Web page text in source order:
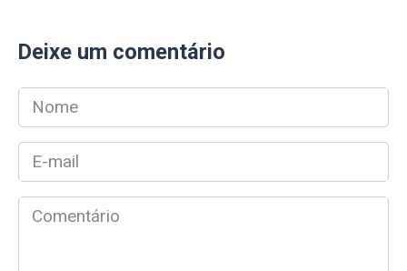
Deixe um comentário
Nome
*
mail
*Comentário